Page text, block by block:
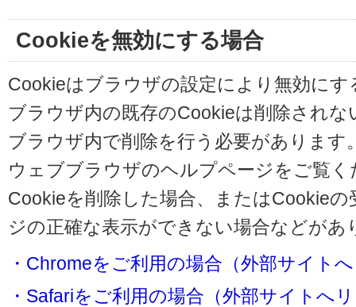
Cookieを無効にする場合
Cookieはブラウザの設定により無効に
ブラウザ内の既存のCookieは削除され
ブラウザ内で削除を行う必要があります
ウェブブラウザのヘルプページをご覧く
Cookieを削除した場合、またはCookie
ジの正確な表示ができない場合などが
・Chromeをご利用の場合（外部サイト
・Safariをご利用の場合（外部サイトへ